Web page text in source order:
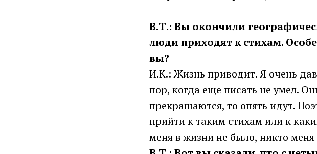
В.Т.: Вы окончили
люди приходят к стихам.
вы?
И.К.: Жизнь приводит. Я очень
пор, когда еще писать не умел.
прекращаются, то опять идут.
прийти к таким стихам или к
меня в жизни не было, никто меня